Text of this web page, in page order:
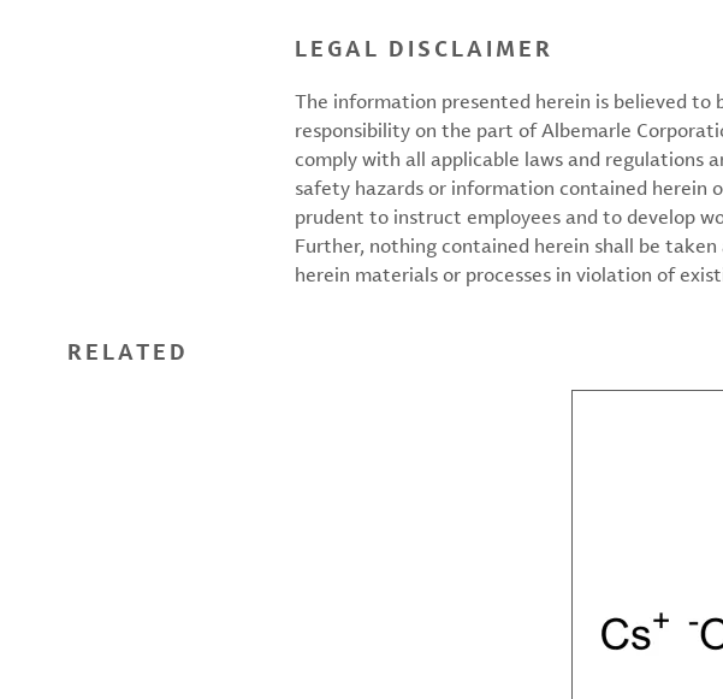
LEGAL DISCLAIMER
The information presented herein is believed
responsibility on the part of Albemarle
comply with all applicable laws and regulations
safety hazards or information contained herein
prudent to instruct employees and to develop
Further, nothing contained herein shall be
herein materials or processes in violation of
RELATED